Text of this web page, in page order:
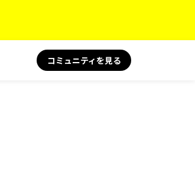
コミュニティを見る